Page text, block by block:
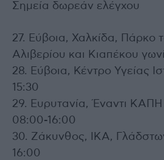
Σημεία δωρεάν ελέγχου
27. Εύβοια, Χαλκίδα, Πάρκο
Αλιβερίου και Κιαπέκου
28. Εύβοια, Κέντρο Υγείας
15:30
29. Ευρυτανία, Έναντι
08:00-16:00
30. Ζάκυνθος, ΙΚΑ,
16:00